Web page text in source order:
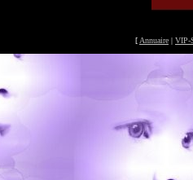
[ Annuaire | VIP-